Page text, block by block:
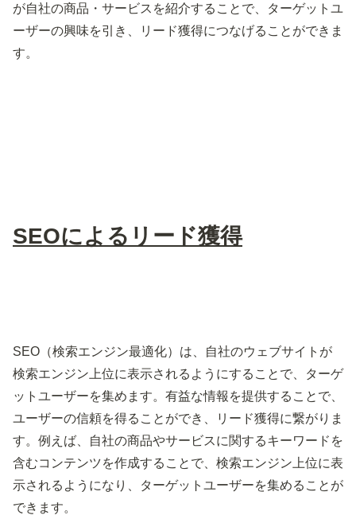
が自社の商品・サービスを紹介することで、ターゲットユ
ーザーの興味を引き、リード獲得につなげることができま
す。
SEOによるリード獲得
SEO（検索エンジン最適化）は、自社のウェブサイトが
検索エンジン上位に表示されるようにすることで、ターゲ
ットユーザーを集めます。有益な情報を提供することで、
ユーザーの信頼を得ることができ、リード獲得に繋がりま
す。例えば、自社の商品やサービスに関するキーワードを
含むコンテンツを作成することで、検索エンジン上位に表
示されるようになり、ターゲットユーザーを集めることが
できます。